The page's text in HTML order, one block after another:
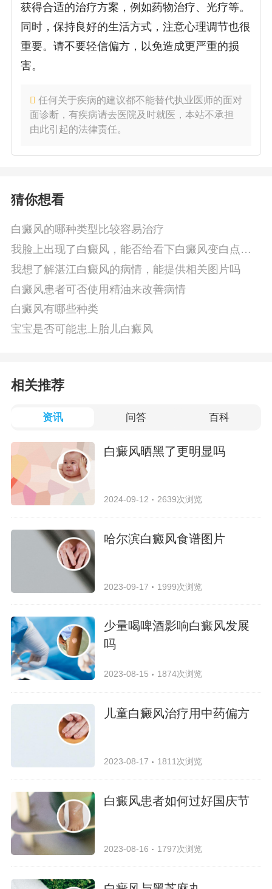
获得合适的治疗方案，例如药物治疗、光疗等。
同时，保持良好的生活方式，注意心理调节也很
重要。请不要轻信偏方，以免造成更严重的损
害。
任何关于疾病的建议都不能替代执业医师的面对
面诊断，有疾病请去医院及时就医，本站不承担
由此引起的法律责任。
猜你想看
白癜风的哪种类型比较容易治疗
我脸上出现了白癜风，能否给看下白癜风变白点的
图片
我想了解湛江白癜风的病情，能提供相关图片吗
白癜风患者可否使用精油来改善病情
白癜风有哪些种类
宝宝是否可能患上胎儿白癜风
相关推荐
资讯 问答 百科
白癜风晒黑了更明显吗
2024-09-12 2639次浏览
哈尔滨白癜风食谱图片
2023-09-17 1999次浏览
少量喝啤酒影响白癜风发展
吗
2023-08-15 1874次浏览
儿童白癜风治疗用中药偏方
2023-08-17 1811次浏览
白癜风患者如何过好国庆节
2023-08-16 1797次浏览